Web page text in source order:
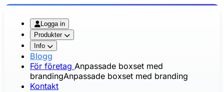
Logga in
Produkter
Info
Blogg
För företag Anpassade boxset med
brandingAnpassade boxset med branding
Kontakt